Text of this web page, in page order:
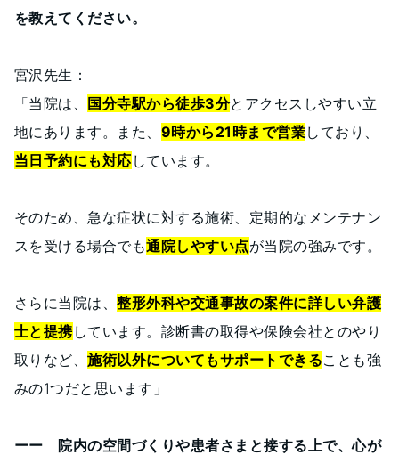
を教えてください。
宮沢先生：
「当院は、 国分寺駅から徒歩3分とアクセスしやすい立
地にあります。また、 9時から21時まで営業しており、
当日予約にも対応 しています。
そのため、急な症状に対する施術、定期的なメンテナン
スを受ける場合でも通院しやすい点が当院の強みです。
さらに当院は、整形外科や交通事故の案件に詳しい弁護
士と提携しています。診断書の取得や保険会社とのやり
取りなど、施術以外についてもサポートできることも強
みの1つだと思います」
ーー 院内の空間づくりや患者さまと接する上で、心が